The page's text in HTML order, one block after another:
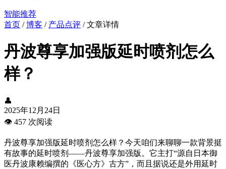
智能推荐
首页 /博客 / 产品点评 /文章详情
丹波尊享加强版延时喷剂怎么
样？
👤
2025年12月24日
👁️ 457 次阅读
丹波尊享加强版延时喷剂怎么样？今天咱们来聊聊一款背景挺
有故事的延时喷剂——丹波尊享加强版。它主打“源自日本御
医丹波康赖编撰的《医心方》古方”，而且据说还是外用延时